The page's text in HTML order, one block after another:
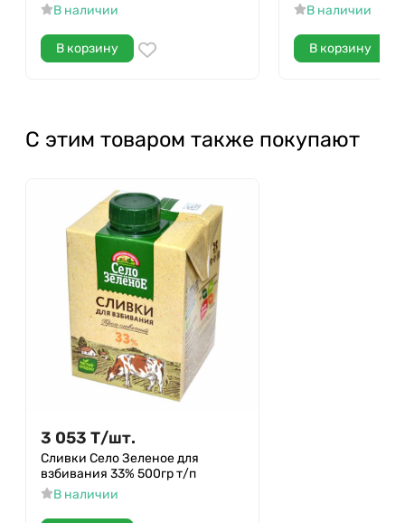
В наличии
В корзину
В наличии
В корзину
С этим товаром также покупают
3 053 Т/шт.
Сливки Село Зеленое для
взбивания 33% 500гр т/п
В наличии